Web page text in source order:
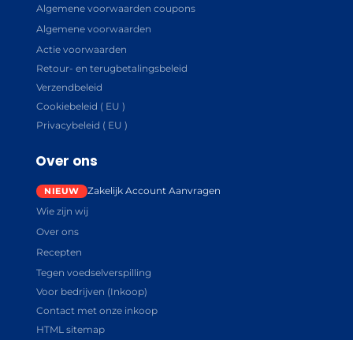
Algemene voorwaarden coupons
Algemene voorwaarden
Actie voorwaarden
Retour- en terugbetalingsbeleid
Verzendbeleid
Cookiebeleid ( EU )
Privacybeleid ( EU )
Over ons
Zakelijk Account Aanvragen
Wie zijn wij
Over ons
Recepten
Tegen voedselverspilling
Voor bedrijven (Inkoop)
Contact met onze inkoop
HTML sitemap